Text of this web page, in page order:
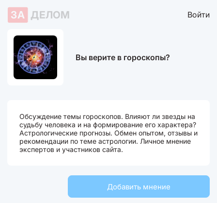
ЗА ДЕЛОМ Войти
Вы верите в гороскопы?
Обсуждение темы гороскопов. Влияют ли звезды на
судьбу человека и на формирование его характера?
Астрологические прогнозы. Обмен опытом, отзывы и
рекомендации по теме астрологии. Личное мнение
экспертов и участников сайта.
Добавить мнение